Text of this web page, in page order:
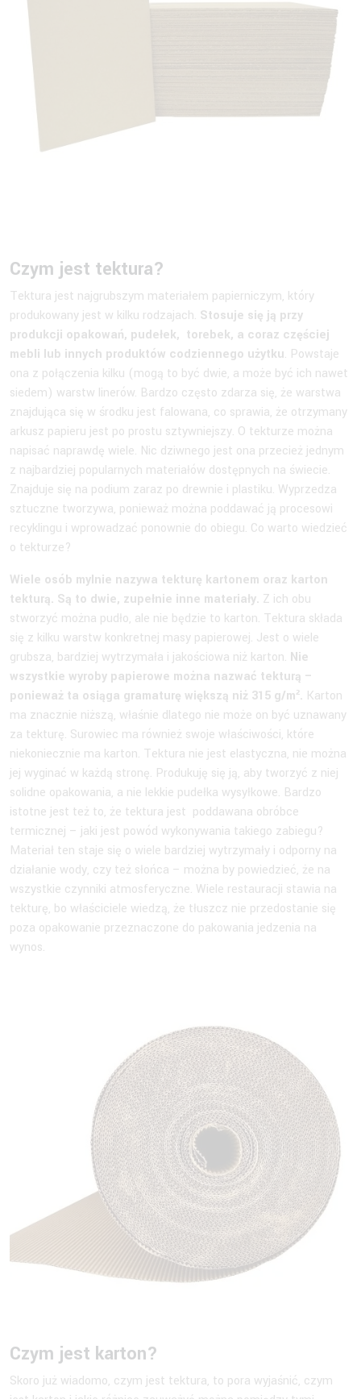
Czym jest tektura?
Tektura jest najgrubszym materiałem papierniczym, który
produkowany jest w kilku rodzajach. Stosuje się ją przy
produkcji opakowań, pudełek, torebek, a coraz częściej
mebli lub innych produktów codziennego użytku. Powstaje
ona z połączenia kilku (mogą to być dwie, a może być ich nawet
siedem) warstw linerów. Bardzo często zdarza się, że warstwa
znajdująca się w środku jest falowana, co sprawia, że otrzymany
arkusz papieru jest po prostu sztywniejszy. O tekturze można
napisać naprawdę wiele. Nic dziwnego jest ona przecież jednym
z najbardziej popularnych materiałów dostępnych na świecie.
Znajduje się na podium zaraz po drewnie i plastiku. Wyprzedza
sztuczne tworzywa, ponieważ można poddawać ją procesowi
recyklingu i wprowadzać ponownie do obiegu. Co warto wiedzieć
o tekturze?
Wiele osób mylnie nazywa tekturę kartonem oraz karton
tekturą. Są to dwie, zupełnie inne materiały. Z ich obu
stworzyć można pudło, ale nie będzie to karton. Tektura składa
się z kilku warstw konkretnej masy papierowej. Jest o wiele
grubsza, bardziej wytrzymała i jakościowa niż karton. Nie
wszystkie wyroby papierowe można nazwać tekturą –
ponieważ ta osiąga gramaturę większą niż 315 g/m². Karton
ma znacznie niższą, właśnie dlatego nie może on być uznawany
za tekturę. Surowiec ma również swoje właściwości, które
niekoniecznie ma karton. Tektura nie jest elastyczna, nie można
jej wyginać w każdą stronę. Produkuję się ją, aby tworzyć z niej
solidne opakowania, a nie lekkie pudełka wysyłkowe. Bardzo
istotne jest też to, że tektura jest poddawana obróbce
termicznej – jaki jest powód wykonywania takiego zabiegu?
Materiał ten staje się o wiele bardziej wytrzymały i odporny na
działanie wody, czy też słońca – można by powiedzieć, że na
wszystkie czynniki atmosferyczne. Wiele restauracji stawia na
tekturę, bo właściciele wiedzą, że tłuszcz nie przedostanie się
poza opakowanie przeznaczone do pakowania jedzenia na
wynos.
Czym jest karton?
Skoro już wiadomo, czym jest tektura, to pora wyjaśnić, czym